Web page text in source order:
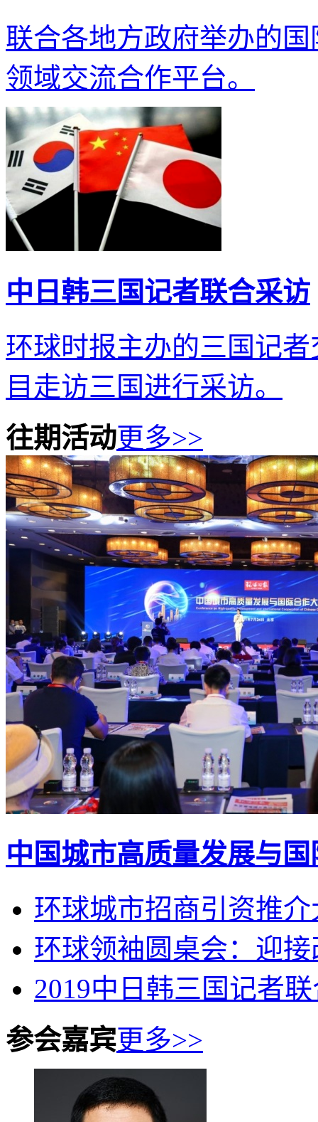
联合各地方政府举办的
领域交流合作平台。
中日韩三国记者联合采访
环球时报主办的三国记
目走访三国进行采访。
往期活动更多>>
中国城市高质量发展与
环球城市招商引资推介
环球领袖圆桌会：迎
2019中日韩三国记者
参会嘉宾更多>>